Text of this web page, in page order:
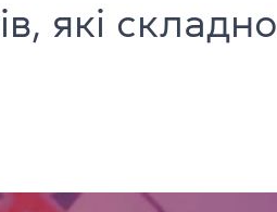
які складно